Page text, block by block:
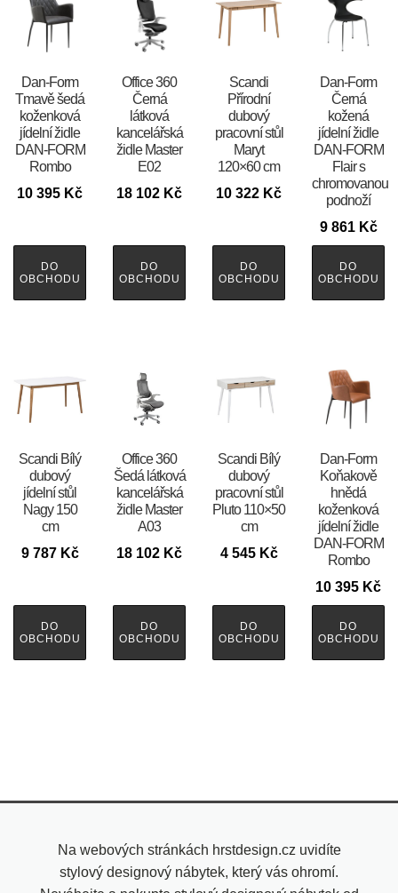
​​​​​Dan-Form
Tmavě šedá
koženková
jídelní židle
DAN-FORM
Rombo
10 395 Kč
DO
OBCHODU
Office 360
Černá
látková
kancelářská
židle Master
E02
18 102 Kč
DO
OBCHODU
Scandi
Přírodní
dubový
pracovní stůl
Maryt
120×60 cm
10 322 Kč
DO
OBCHODU
​​​​​Dan-Form
Černá
kožená
jídelní židle
DAN-FORM
Flair s
chromovanou
podnoží
9 861 Kč
DO
OBCHODU
Scandi Bílý
dubový
jídelní stůl
Nagy 150
cm
9 787 Kč
DO
OBCHODU
Office 360
Šedá látková
kancelářská
židle Master
A03
18 102 Kč
DO
OBCHODU
Scandi Bílý
dubový
pracovní stůl
Pluto 110×50
cm
4 545 Kč
DO
OBCHODU
​​​​​Dan-Form
Koňakově
hnědá
koženková
jídelní židle
DAN-FORM
Rombo
10 395 Kč
DO
OBCHODU
Na webových stránkách hrstdesign.cz uvidíte
stylový designový nábytek, který vás ohromí.